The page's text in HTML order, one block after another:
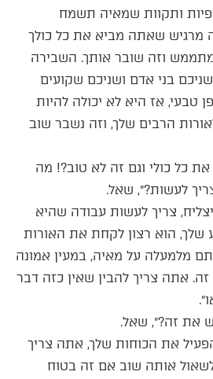
ותקוות שמאיה תשמח
מרגיש שאתה מביא את כל כולך
מתממש וזה שובר אותך. השבירה
בני אדם ושניכם שקועים
טבעי, אז היא לא יכולה להיות
הרבים שלך, וזה נשבר שוב
את כל כולי וגם זה לא טוב?! מה
לעשות?״, שאל.
צריך לעשות עבודה שהיא
שלך, הוא רצון לקחת את האורות
מלמעלה על מאיה, במעין אמונה
אתה צריך להבין שאין כזה דבר
את זה?״, שאל.
את הכוחות שלך, אתה צריך
אותה שוב אם זה בטוח